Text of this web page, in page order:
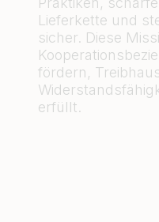
Lieferkette und
sicher. Diese
fördern,
erfüllt.